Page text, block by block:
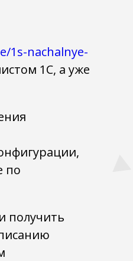
1s-nachalnye-
1С, а уже
по
получить